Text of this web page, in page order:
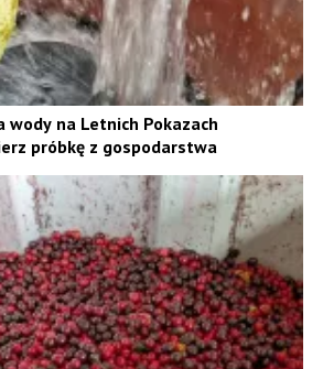
wody na Letnich Pokazach
próbkę z gospodarstwa